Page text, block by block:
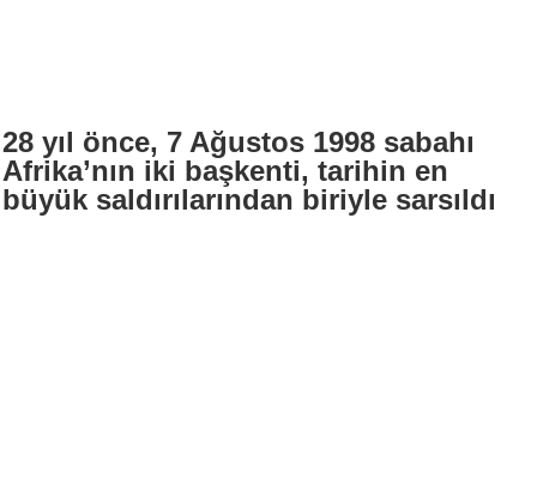
28 yıl önce, 7 Ağustos 1998 sabahı
Afrika’nın iki başkenti, tarihin en
büyük saldırılarından biriyle sarsıldı